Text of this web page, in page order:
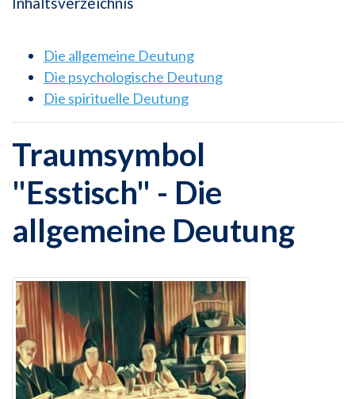
Die allgemeine Deutung
Die psychologische Deutung
Die spirituelle Deutung
Traumsymbol
"Esstisch" - Die
allgemeine Deutung